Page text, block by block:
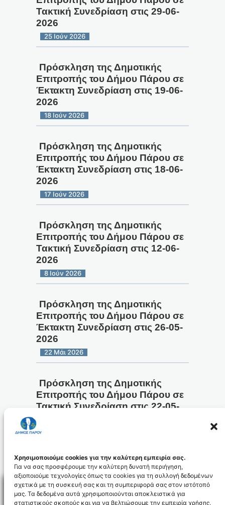
Χρησιμοποιούμε cookies για την καλύτερη εμπειρία σας.
Για να σας προσφέρουμε την καλύτερη δυνατή περιήγηση,
αξιοποιούμε τεχνολογίες όπως τα cookies για τη συλλογή δεδομένων
σχετικά με τη συσκευή σας και τη συμπεριφορά σας στον ιστότοπό
μας. Τα δεδομένα αυτά χρησιμοποιούνται αποκλειστικά για
στατιστικούς σκοπούς και για να βελτιώσουμε την εμπειρία χρήσης.
Τακτική Συνεδρίαση στις 29-06-
2026
25 Ιούν 2026
Πρόσκληση της Δημοτικής
Επιτροπής του Δήμου Πάρου σε
Έκτακτη Συνεδρίαση στις 19-06-
2026
18 Ιούν 2026
Πρόσκληση της Δημοτικής
Επιτροπής του Δήμου Πάρου σε
Έκτακτη Συνεδρίαση στις 18-06-
2026
17 Ιούν 2026
Πρόσκληση της Δημοτικής
Επιτροπής του Δήμου Πάρου σε
Τακτική Συνεδρίαση στις 12-06-
2026
8 Ιούν 2026
Πρόσκληση της Δημοτικής
Επιτροπής του Δήμου Πάρου σε
Έκτακτη Συνεδρίαση στις 26-05-
2026
22 Μάι 2026
Πρόσκληση της Δημοτικής
Επιτροπής του Δήμου Πάρου σε
Τακτική Συνεδρίαση στις 22-05-
1 2 3 …
7
Επόμενη Σελίδα